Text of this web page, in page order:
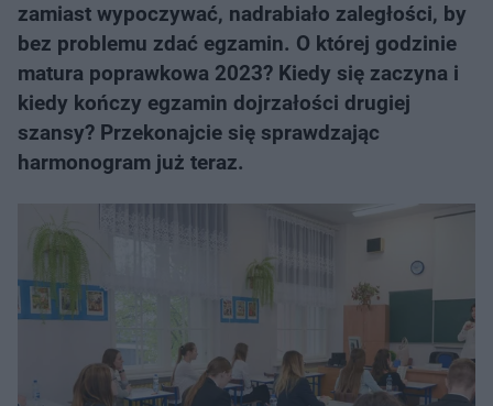
zamiast wypoczywać, nadrabiało zaległości, by
bez problemu zdać egzamin. O której godzinie
matura poprawkowa 2023? Kiedy się zaczyna i
kiedy kończy egzamin dojrzałości drugiej
szansy? Przekonajcie się sprawdzając
harmonogram już teraz.